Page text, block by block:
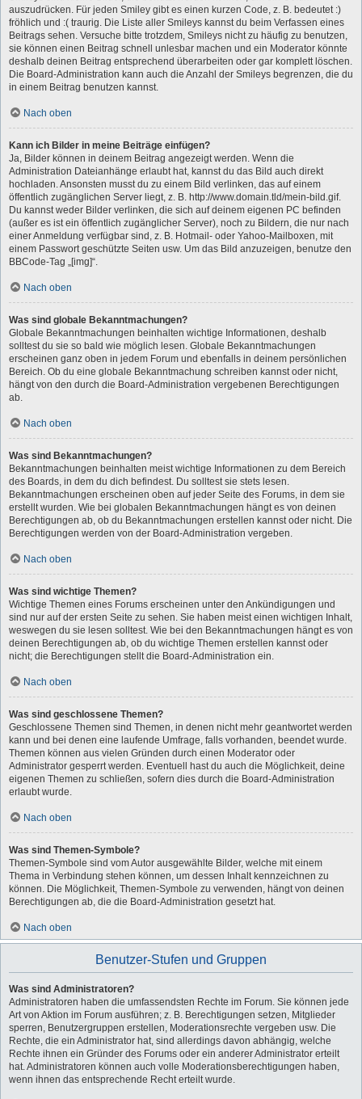
auszudrücken. Für jeden Smiley gibt es einen kurzen Code, z. B. bedeutet :)
fröhlich und :( traurig. Die Liste aller Smileys kannst du beim Verfassen eines
Beitrags sehen. Versuche bitte trotzdem, Smileys nicht zu häufig zu benutzen,
sie können einen Beitrag schnell unlesbar machen und ein Moderator könnte
deshalb deinen Beitrag entsprechend überarbeiten oder gar komplett löschen.
Die Board-Administration kann auch die Anzahl der Smileys begrenzen, die du
in einem Beitrag benutzen kannst.
Nach oben
Kann ich Bilder in meine Beiträge einfügen?
Ja, Bilder können in deinem Beitrag angezeigt werden. Wenn die
Administration Dateianhänge erlaubt hat, kannst du das Bild auch direkt
hochladen. Ansonsten musst du zu einem Bild verlinken, das auf einem
öffentlich zugänglichen Server liegt, z. B. http://www.domain.tld/mein-bild.gif.
Du kannst weder Bilder verlinken, die sich auf deinem eigenen PC befinden
(außer es ist ein öffentlich zugänglicher Server), noch zu Bildern, die nur nach
einer Anmeldung verfügbar sind, z. B. Hotmail- oder Yahoo-Mailboxen, mit
einem Passwort geschützte Seiten usw. Um das Bild anzuzeigen, benutze den
BBCode-Tag „[img]“.
Nach oben
Was sind globale Bekanntmachungen?
Globale Bekanntmachungen beinhalten wichtige Informationen, deshalb
solltest du sie so bald wie möglich lesen. Globale Bekanntmachungen
erscheinen ganz oben in jedem Forum und ebenfalls in deinem persönlichen
Bereich. Ob du eine globale Bekanntmachung schreiben kannst oder nicht,
hängt von den durch die Board-Administration vergebenen Berechtigungen
ab.
Nach oben
Was sind Bekanntmachungen?
Bekanntmachungen beinhalten meist wichtige Informationen zu dem Bereich
des Boards, in dem du dich befindest. Du solltest sie stets lesen.
Bekanntmachungen erscheinen oben auf jeder Seite des Forums, in dem sie
erstellt wurden. Wie bei globalen Bekanntmachungen hängt es von deinen
Berechtigungen ab, ob du Bekanntmachungen erstellen kannst oder nicht. Die
Berechtigungen werden von der Board-Administration vergeben.
Nach oben
Was sind wichtige Themen?
Wichtige Themen eines Forums erscheinen unter den Ankündigungen und
sind nur auf der ersten Seite zu sehen. Sie haben meist einen wichtigen Inhalt,
weswegen du sie lesen solltest. Wie bei den Bekanntmachungen hängt es von
deinen Berechtigungen ab, ob du wichtige Themen erstellen kannst oder
nicht; die Berechtigungen stellt die Board-Administration ein.
Nach oben
Was sind geschlossene Themen?
Geschlossene Themen sind Themen, in denen nicht mehr geantwortet werden
kann und bei denen eine laufende Umfrage, falls vorhanden, beendet wurde.
Themen können aus vielen Gründen durch einen Moderator oder
Administrator gesperrt werden. Eventuell hast du auch die Möglichkeit, deine
eigenen Themen zu schließen, sofern dies durch die Board-Administration
erlaubt wurde.
Nach oben
Was sind Themen-Symbole?
Themen-Symbole sind vom Autor ausgewählte Bilder, welche mit einem
Thema in Verbindung stehen können, um dessen Inhalt kennzeichnen zu
können. Die Möglichkeit, Themen-Symbole zu verwenden, hängt von deinen
Berechtigungen ab, die die Board-Administration gesetzt hat.
Nach oben
Benutzer-Stufen und Gruppen
Was sind Administratoren?
Administratoren haben die umfassendsten Rechte im Forum. Sie können jede
Art von Aktion im Forum ausführen; z. B. Berechtigungen setzen, Mitglieder
sperren, Benutzergruppen erstellen, Moderationsrechte vergeben usw. Die
Rechte, die ein Administrator hat, sind allerdings davon abhängig, welche
Rechte ihnen ein Gründer des Forums oder ein anderer Administrator erteilt
hat. Administratoren können auch volle Moderationsberechtigungen haben,
wenn ihnen das entsprechende Recht erteilt wurde.